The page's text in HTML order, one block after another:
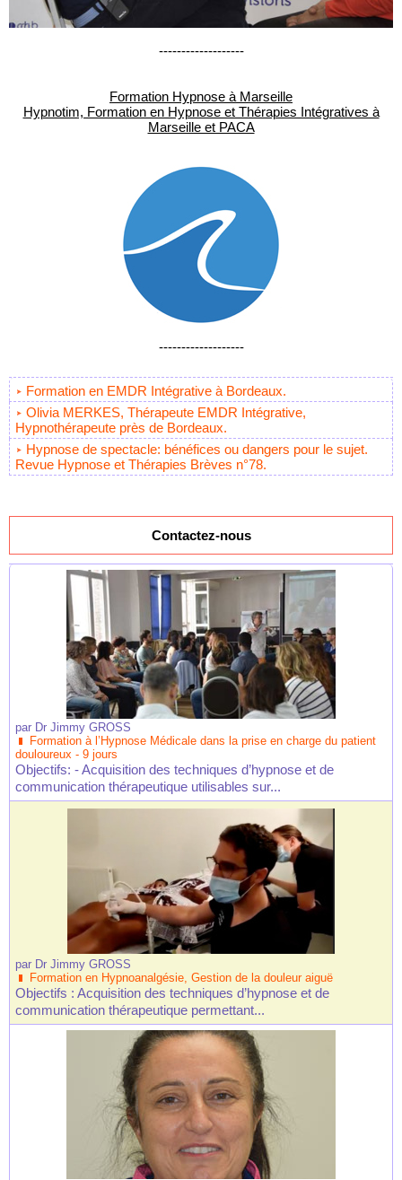
-------------------
Formation Hypnose à Marseille
Hypnotim, Formation en Hypnose et Thérapies Intégratives à
Marseille et PACA
-------------------
Formation en EMDR Intégrative à Bordeaux.
Olivia MERKES, Thérapeute EMDR Intégrative,
Hypnothérapeute près de Bordeaux.
Hypnose de spectacle: bénéfices ou dangers pour le sujet.
Revue Hypnose et Thérapies Brèves n°78.
Contactez-nous
par Dr Jimmy GROSS
Formation à l’Hypnose Médicale dans la prise en charge du patient
douloureux - 9 jours
Objectifs: - Acquisition des techniques d’hypnose et de
communication thérapeutique utilisables sur...
par Dr Jimmy GROSS
Formation en Hypnoanalgésie, Gestion de la douleur aiguë
Objectifs : Acquisition des techniques d’hypnose et de
communication thérapeutique permettant...